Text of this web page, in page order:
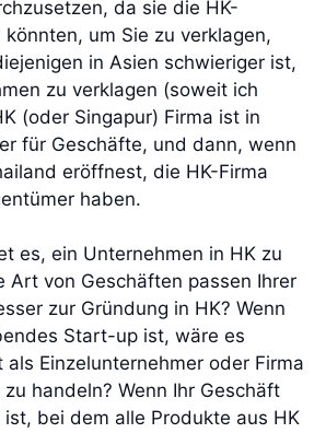
da sie die HK-
um Sie zu verklagen,
in Asien schwieriger ist,
zu verklagen (soweit ich
(oder Singapur) Firma ist in
für Geschäfte, und dann, wenn
eröffnest, die HK-Firma
haben.
es, ein Unternehmen in HK zu
Art von Geschäften passen Ihrer
zur Gründung in HK? Wenn
Start-up ist, wäre es
als Einzelunternehmer oder Firma
handeln? Wenn Ihr Geschäft
ist, bei dem alle Produkte aus HK